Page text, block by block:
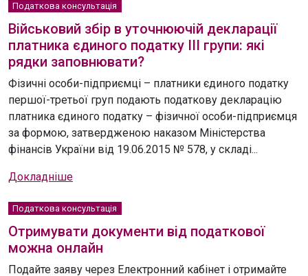
Податкова консультація
Військовий збір в уточнюючій декларації
платника єдиного податку ІІІ групи: які
рядки заповнювати?
Фізичні особи-підприємці – платники єдиного податку
першої-третьої груп подають податкову декларацію
платника єдиного податку – фізичної особи-підприємця
за формою, затвердженою наказом Міністерства
фінансів України від 19.06.2015 № 578, у складі...
Докладніше
Податкова консультація
Отримувати документи від податкової
можна онлайн
Подайте заяву через Електронний кабінет і отримайте